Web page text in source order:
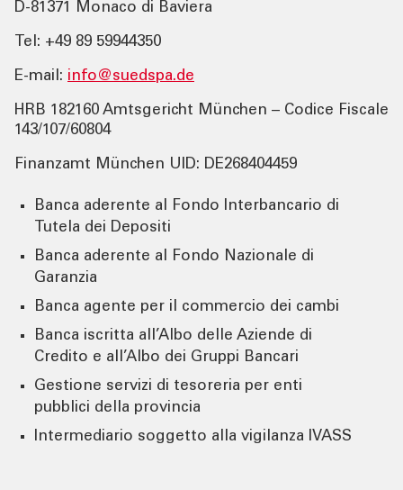
D-81371 Monaco di Baviera
Tel: +49 89 59944350
E-mail: info@suedspa.de
HRB 182160 Amtsgericht München – Codice Fiscale
143/107/60804
Finanzamt München UID: DE268404459
Banca aderente al Fondo Interbancario di
Tutela dei Depositi
Banca aderente al Fondo Nazionale di
Garanzia
Banca agente per il commercio dei cambi
Banca iscritta all’Albo delle Aziende di
Credito e all’Albo dei Gruppi Bancari
Gestione servizi di tesoreria per enti
pubblici della provincia
Intermediario soggetto alla vigilanza IVASS